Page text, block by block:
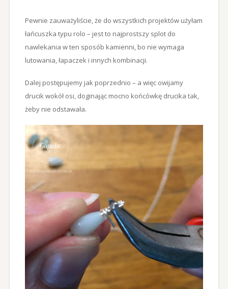
Pewnie zauważyliście, że do wszystkich projektów użyłam
łańcuszka typu rolo – jest to najprostszy splot do
nawlekania w ten sposób kamienni, bo nie wymaga
lutowania, łapaczek i innych kombinacji.
Dalej postępujemy jak poprzednio – a więc owijamy
drucik wokół osi, doginając mocno końcówkę drucika tak,
żeby nie odstawała.